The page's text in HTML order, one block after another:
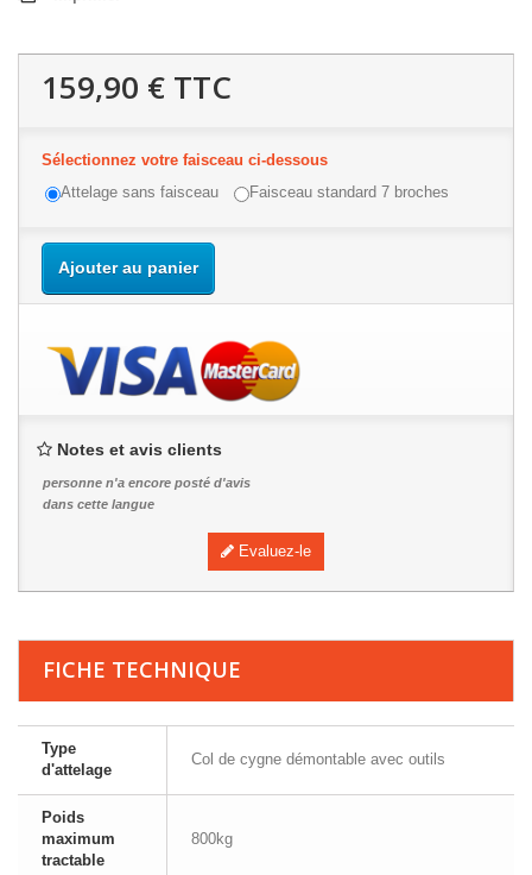
159,90 € TTC
Sélectionnez votre faisceau ci-dessous
Attelage sans faisceau
Faisceau standard 7 broches
Ajouter au panier
Notes et avis clients
personne n'a encore posté d'avis
dans cette langue
Evaluez-le
FICHE TECHNIQUE
Type
d'attelage
Col de cygne démontable avec outils
Poids
maximum
tractable
800kg